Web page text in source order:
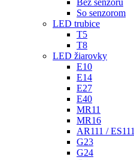
Bez senzoru
So senzorom
LED trubice
T5
T8
LED žiarovky
E10
E14
E27
E40
MR11
MR16
AR111 / ES111
G23
G24